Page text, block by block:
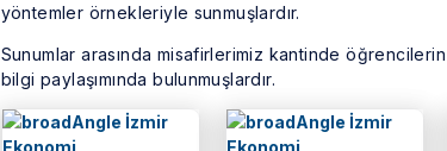
yöntemler örnekleriyle sunmuşlardır.
Sunumlar arasında misafirlerimiz kantinde öğrencilerin
bilgi paylaşımında bulunmuşlardır.